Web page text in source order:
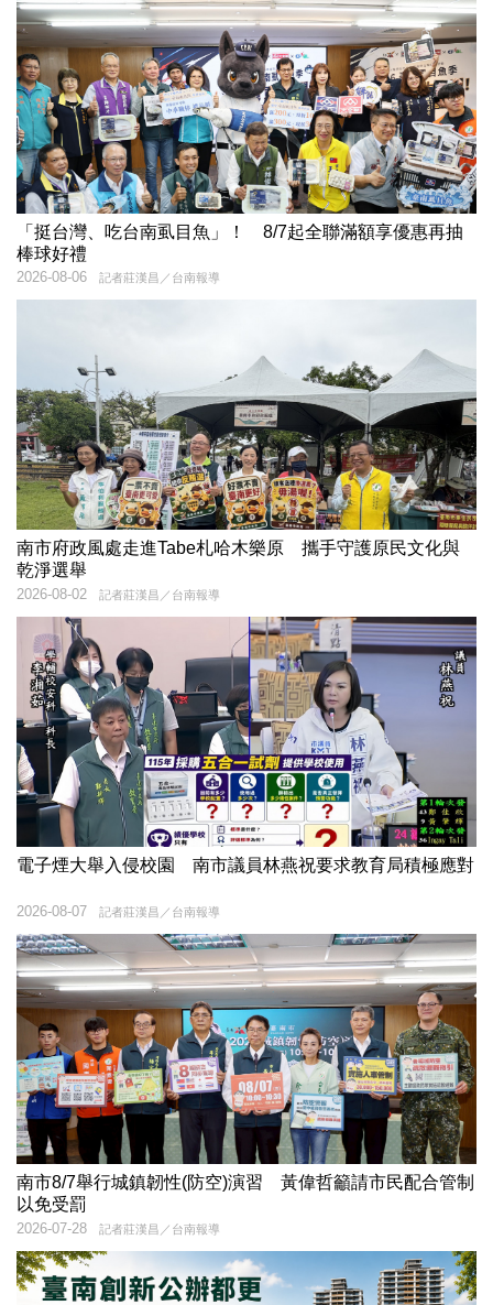
「挺台灣、吃台南虱目魚」！ 8/7起全聯滿額享優惠再抽
棒球好禮
記者莊漢昌／台南報導
2026-08-06
南市府政風處走進Tabe札哈木樂原 攜手守護原民文化與
乾淨選舉
記者莊漢昌／台南報導
2026-08-02
電子煙大舉入侵校園 南市議員林燕祝要求教育局積極應對
記者莊漢昌／台南報導
2026-08-07
南市8/7舉行城鎮韌性(防空)演習 黃偉哲籲請市民配合管制
以免受罰
記者莊漢昌／台南報導
2026-07-28